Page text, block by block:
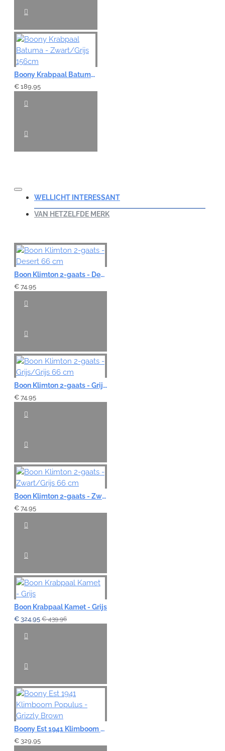
Boony Krabpaal Batuma - Zwart/Grijs 156cm
€ 189,95
WELLICHT INTERESSANT
VAN HETZELFDE MERK
Boon Klimton 2-gaats - Desert 66 cm
€ 74,95
Boon Klimton 2-gaats - Grijs/Grijs 66 cm
€ 74,95
Boon Klimton 2-gaats - Zwart/Grijs 66 cm
€ 74,95
Boon Krabpaal Kamet - Grijs
€ 324,95 € 439,96
Boony Est 1941 Klimboom Populus - Grizzly Brown
€ 329,95